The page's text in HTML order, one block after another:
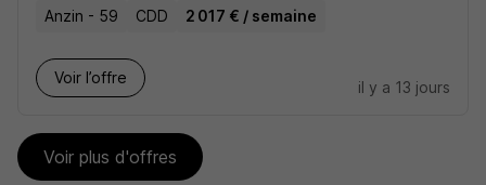
Anzin - 59 CDD 2 017 € / semaine
Voir l’offre
il y a 13 jours
Voir plus d'offres